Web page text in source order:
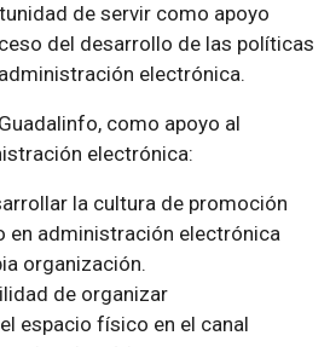
de servir como apoyo
del desarrollo de las políticas
electrónica.
como apoyo al
electrónica:
la cultura de promoción
en administración electrónica
organización.
de organizar
espacio físico en el canal